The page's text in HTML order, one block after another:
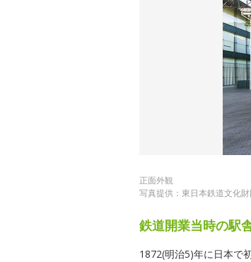
正面外観
写真提供：東日本鉄道文化
鉄道開業当時の駅
1872(明治5)年に日本で